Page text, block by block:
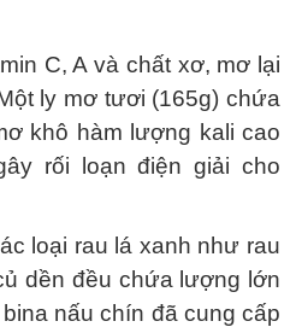
C, A và chất xơ, mơ lại
ly mơ tươi (165g) chứa
khô hàm lượng kali cao
rối loạn điện giải cho
loại rau lá xanh như rau
dền đều chứa lượng lớn
nấu chín đã cung cấp